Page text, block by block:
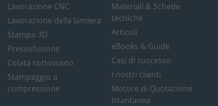
Lavorazione CNC
Lavorazione della lamiera
Stampa 3D
Pressofusione
Colata sottovuoto
Stampaggio a
compressione
Materiali & Schede
tecniche
Articoli
eBooks & Guide
Casi di successo
I nostri clienti
Motore di Quotazione
Istantanea